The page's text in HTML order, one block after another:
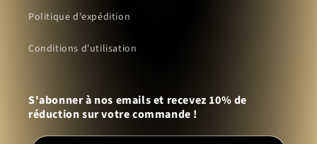
Politique d'expédition
Conditions d'utilisation
S'abonner à nos emails et recevez 10% de
réduction sur votre commande !